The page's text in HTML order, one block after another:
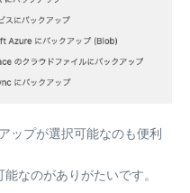
ップが選択可能なのも便利
なのがありがたいです。